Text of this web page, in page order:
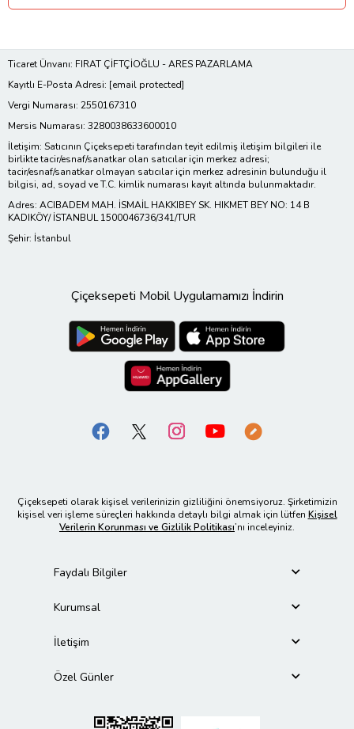
Ticaret Ünvanı: FIRAT ÇİFTÇİOĞLU - ARES PAZARLAMA
Kayıtlı E-Posta Adresi: [email protected]
Vergi Numarası: 2550167310
Mersis Numarası: 3280038633600010
İletişim: Satıcının Çiçeksepeti tarafından teyit edilmiş iletişim bilgileri ile
birlikte tacir/esnaf/sanatkar olan satıcılar için merkez adresi;
tacir/esnaf/sanatkar olmayan satıcılar için merkez adresinin bulunduğu il
bilgisi, ad, soyad ve T.C. kimlik numarası kayıt altında bulunmaktadır.
Adres: ACIBADEM MAH. İSMAİL HAKKIBEY SK. HIKMET BEY NO: 14 B
KADIKÖY/ İSTANBUL 1500046736/341/TUR
Şehir: İstanbul
Çiçeksepeti Mobil Uygulamamızı İndirin
Çiçeksepeti olarak kişisel verilerinizin gizliliğini önemsiyoruz. Şirketimizin
kişisel veri işleme süreçleri hakkında detaylı bilgi almak için lütfen Kişisel
Verilerin Korunması ve Gizlilik Politikası’nı inceleyiniz.
Faydalı Bilgiler
Kurumsal
İletişim
Özel Günler